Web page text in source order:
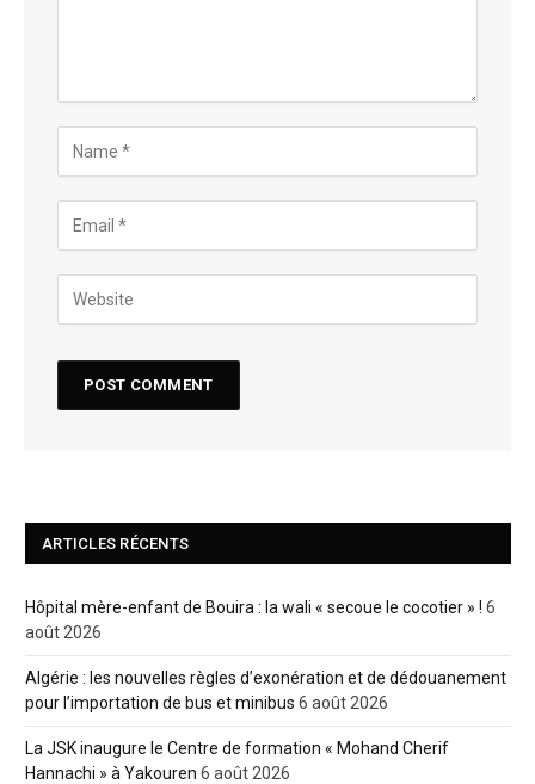
ARTICLES RÉCENTS
Hôpital mère-enfant de Bouira : la wali « secoue le cocotier » ! 6
août 2026
Algérie : les nouvelles règles d’exonération et de dédouanement
pour l’importation de bus et minibus 6 août 2026
La JSK inaugure le Centre de formation « Mohand Cherif
Hannachi » à Yakouren 6 août 2026